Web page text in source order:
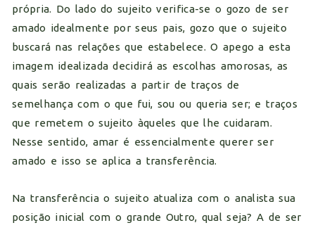
própria. Do lado do sujeito verifica-se o gozo de ser
amado idealmente por seus pais, gozo que o sujeito
buscará nas relações que estabelece. O apego a esta
imagem idealizada decidirá as escolhas amorosas, as
quais serão realizadas a partir de traços de
semelhança com o que fui, sou ou queria ser; e traços
que remetem o sujeito àqueles que lhe cuidaram.
Nesse sentido, amar é essencialmente querer ser
amado e isso se aplica a transferência.
Na transferência o sujeito atualiza com o analista sua
posição inicial com o grande Outro, qual seja? A de ser